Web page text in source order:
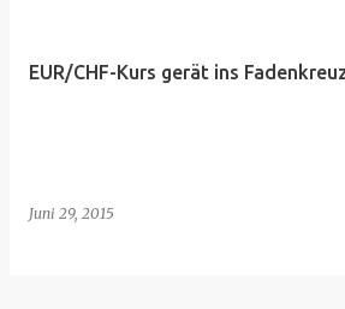
EUR/CHF-Kurs gerät ins
Juni 29, 2015